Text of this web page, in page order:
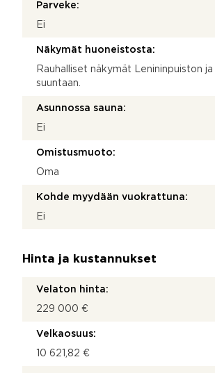
Parveke:
Ei
Näkymät huoneistosta:
Rauhalliset näkymät Lenininpuiston ja
suuntaan.
Asunnossa sauna:
Ei
Omistusmuoto:
Oma
Kohde myydään vuokrattuna:
Ei
Hinta ja kustannukset
Velaton hinta:
229 000 €
Velkaosuus:
10 621,82 €